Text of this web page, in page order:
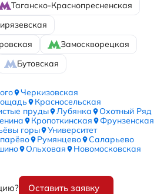
Таганско-Краснопресненская
Замоскворецкая
Бутовская
Черкизовская
Красносельская
пруды Лубянка
Охотный Ряд
Кропоткинская
Фрунзенская
горы
Университет
Румянцево
Саларьево
Ольховая
Новомосковская
Оставить заявку